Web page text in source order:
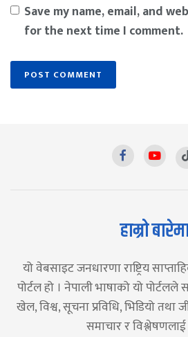
Save my name, email, and
for the next time I comment.
हाम्रो
यो वेबसाइट जनधारणा राष्ट्रिय
पोर्टल हो । नेपाली भाषाको यो पोर्टलले
खेल, विश्व, सूचना प्रविधि, भिडियो तथा
समाचार र